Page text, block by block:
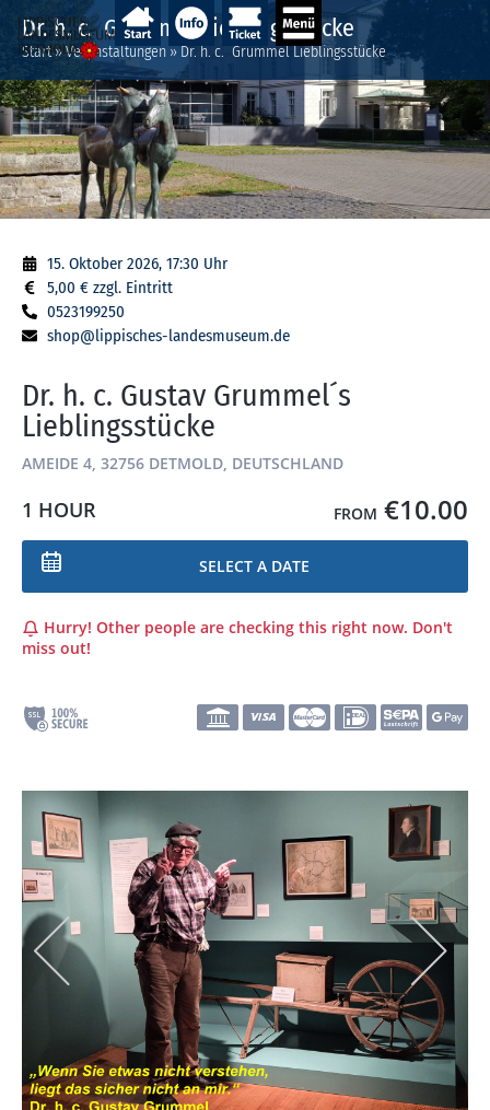
Dr. h. c. Grummel Lieblingsstücke
Start»Veranstaltungen»Dr. h. c. Grummel Lieblingsstücke
15. Oktober 2026, 17:30 Uhr
5,00 € zzgl. Eintritt
0523199250
shop@lippisches-landesmuseum.de
Dr. h. c. Gustav Grummel´s
Lieblingsstücke
AMEIDE 4, 32756 DETMOLD, DEUTSCHLAND
FROM €10.00
1 HOUR
SELECT A DATE
Hurry! Other people are checking this right now. Don't
miss out!